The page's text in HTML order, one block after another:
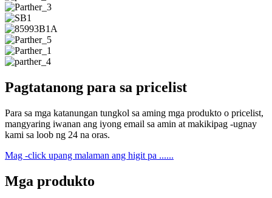
Pagtatanong para sa pricelist
Para sa mga katanungan tungkol sa aming mga produkto o pricelist,
mangyaring iwanan ang iyong email sa amin at makikipag -ugnay
kami sa loob ng 24 na oras.
Mag -click upang malaman ang higit pa ......
Mga produkto